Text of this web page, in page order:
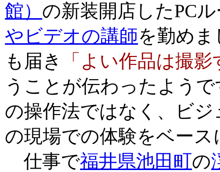
館） の新装開店したPC
やビデオの講師を勤め
も届き
「よい作品は撮
うことが伝わったよう
の操作法ではなく、ビ
の現場での体験をベー
仕事で福井県池田町の